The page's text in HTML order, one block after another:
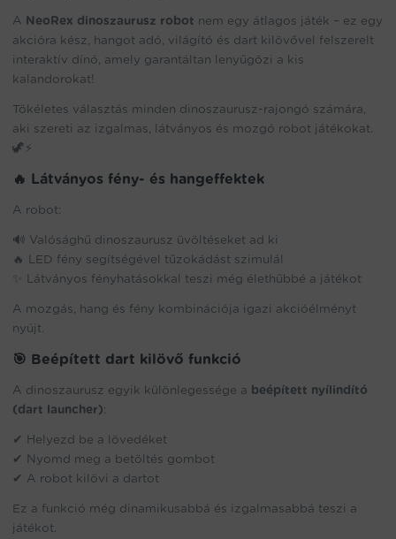
(BBJ)
mennyiség
A NeoRex dinoszaurusz robot nem egy átlagos játék – ez egy
akcióra kész, hangot adó, világító és dart kilövővel felszerelt
interaktív dínó, amely garantáltan lenyűgözi a kis
kalandorokat!
Tökéletes választás minden dinoszaurusz-rajongó számára,
aki szereti az izgalmas, látványos és mozgó robot játékokat.
🦖⚡
🔥 Látványos fény- és hangeffektek
A robot:
🔊 Valósághű dinoszaurusz üvöltéseket ad ki
🔥 LED fény segítségével tűzokádást szimulál
✨ Látványos fényhatásokkal teszi még élethűbbé a játékot
A mozgás, hang és fény kombinációja igazi akcióélményt
nyújt.
🎯 Beépített dart kilövő funkció
A dinoszaurusz egyik különlegessége a beépített nyílindító
(dart launcher):
✔ Helyezd be a lövedéket
✔ Nyomd meg a betöltés gombot
✔ A robot kilövi a dartot
Ez a funkció még dinamikusabbá és izgalmasabbá teszi a
játékot.